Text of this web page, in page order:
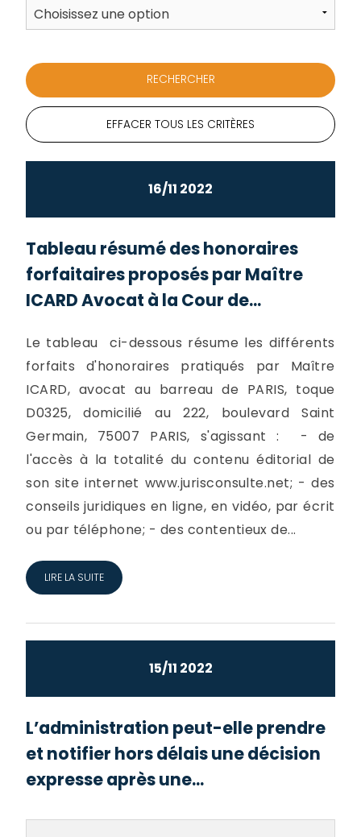
EFFACER TOUS LES CRITÈRES
16/11 2022
Tableau résumé des honoraires
forfaitaires proposés par Maître
ICARD Avocat à la Cour de...
Le tableau ci-dessous résume les différents
forfaits d'honoraires pratiqués par Maître
ICARD, avocat au barreau de PARIS, toque
D0325, domicilié au 222, boulevard Saint
Germain, 75007 PARIS, s'agissant : - de
l'accès à la totalité du contenu éditorial de
son site internet www.jurisconsulte.net; - des
conseils juridiques en ligne, en vidéo, par écrit
ou par téléphone; - des contentieux de...
LIRE LA SUITE
15/11 2022
L’administration peut-elle prendre
et notifier hors délais une décision
expresse après une...